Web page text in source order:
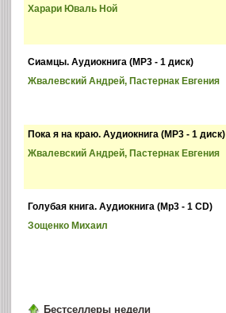
Харари Юваль Ной
Сиамцы. Аудиокнига (MP3 - 1 диск)
Жвалевский Андрей, Пастернак Евгения
Пока я на краю. Аудиокнига (MP3 - 1 диск)
Жвалевский Андрей, Пастернак Евгения
Голубая книга. Аудиокнига (Mp3 - 1 CD)
Зощенко Михаил
Бестселлеры недели